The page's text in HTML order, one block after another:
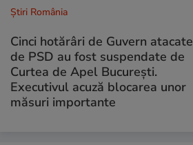
Știri România
Cinci hotărâri de Guvern atacate
de PSD au fost suspendate de
Curtea de Apel București.
Executivul acuză blocarea unor
măsuri importante